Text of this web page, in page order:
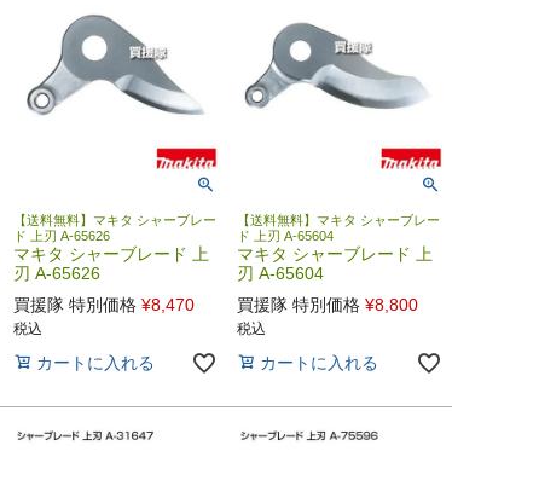
【送料無料】マキタ シャーブレー
ド 上刃 A-65626
マキタ シャーブレード 上
刃 A-65626
買援隊 特別価格 ¥8,470
税込
カートに入れる
【送料無料】マキタ シャーブレー
ド 上刃 A-65604
マキタ シャーブレード 上
刃 A-65604
買援隊 特別価格 ¥8,800
税込
カートに入れる